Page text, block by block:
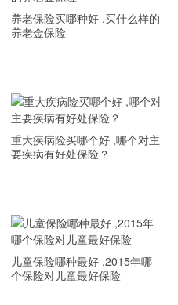
养老保险买哪种好 ,买什么样的
养老金保险
重大疾病险买哪个好 ,哪个对主
要疾病有好处保险？
儿童保险哪种最好 ,2015年哪
个保险对儿童最好保险